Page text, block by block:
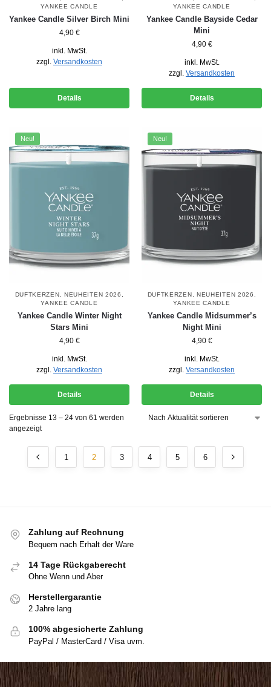
YANKEE CANDLE
Yankee Candle Silver Birch Mini
4,90 €
inkl. MwSt.
zzgl. Versandkosten
Details
YANKEE CANDLE
Yankee Candle Bayside Cedar
Mini
4,90 €
inkl. MwSt.
zzgl. Versandkosten
Details
Neu!
DUFTKERZEN NEUHEITEN 2026
YANKEE CANDLE
Yankee Candle Winter Night
Stars Mini
4,90 €
inkl. MwSt.
zzgl. Versandkosten
Details
Neu!
DUFTKERZEN NEUHEITEN 2026
YANKEE CANDLE
Yankee Candle Midsummer’s
Night Mini
4,90 €
inkl. MwSt.
zzgl. Versandkosten
Details
Ergebnisse 13 – 24 von 61 werden
angezeigt
1 2 3 4 5 6
Zahlung auf Rechnung
Bequem nach Erhalt der Ware
14 Tage Rückgaberecht
Ohne Wenn und Aber
Herstellergarantie
2 Jahre lang
100% abgesicherte Zahlung
PayPal / MasterCard / Visa uvm.